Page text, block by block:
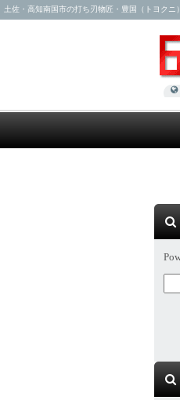
土佐・高知南国市の打ち刃物匠・豊国（トヨクニ